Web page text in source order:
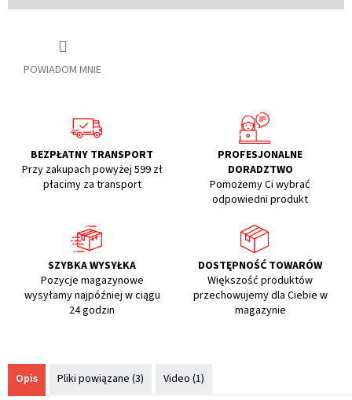
POWIADOM MNIE
BEZPŁATNY TRANSPORT
Przy zakupach powyżej 599 zł
płacimy za transport
PROFESJONALNE
DORADZTWO
Pomożemy Ci wybrać
odpowiedni produkt
SZYBKA WYSYŁKA
Pozycje magazynowe
wysyłamy najpóźniej w ciągu
24 godzin
DOSTĘPNOŚĆ TOWARÓW
Większość produktów
przechowujemy dla Ciebie w
magazynie
Opis Pliki powiązane (3) Video (1)